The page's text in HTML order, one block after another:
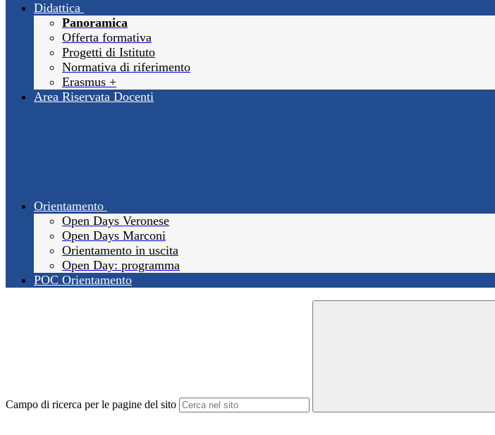
Didattica
Panoramica
Offerta formativa
Progetti di Istituto
Normativa di riferimento
Erasmus +
Area Riservata Docenti
Orientamento
Open Days Veronese
Open Days Marconi
Orientamento in uscita
Open Day: programma
POC Orientamento
Campo di ricerca per le pagine del sito